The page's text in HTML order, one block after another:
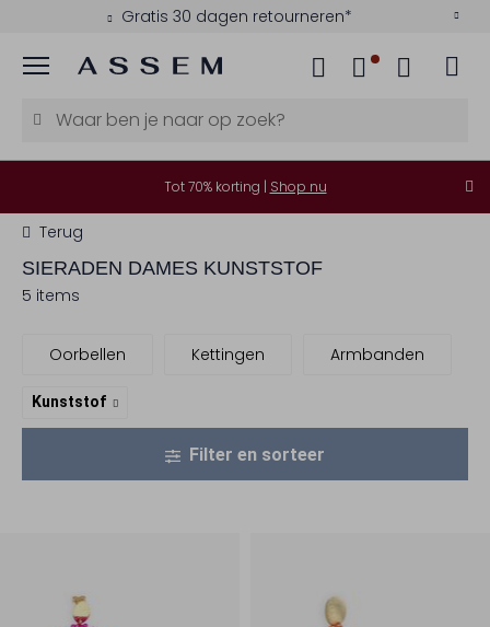
Gratis 30 dagen retourneren*
Menu
Tot 70% korting | Shop nu
Terug
SIERADEN DAMES KUNSTSTOF
5 items
Oorbellen Kettingen Armbanden
Kunststof
Filter en sorteer